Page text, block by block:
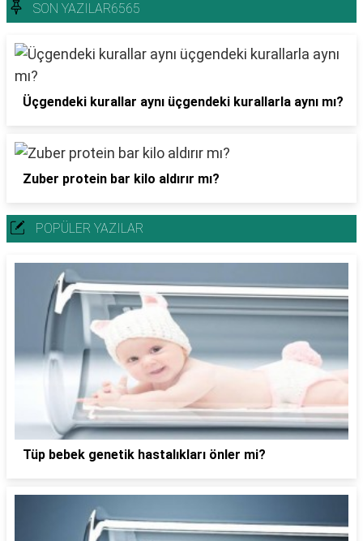
SON YAZILAR6565
Üçgendeki kurallar aynı üçgendeki kurallarla aynı mı?
Zuber protein bar kilo aldırır mı?
POPÜLER YAZILAR
Tüp bebek genetik hastalıkları önler mi?